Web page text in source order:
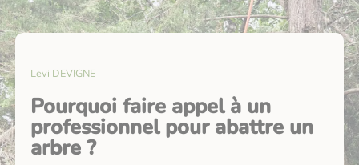
Levi DEVIGNE
Pourquoi faire appel à un
professionnel pour abattre un
arbre ?